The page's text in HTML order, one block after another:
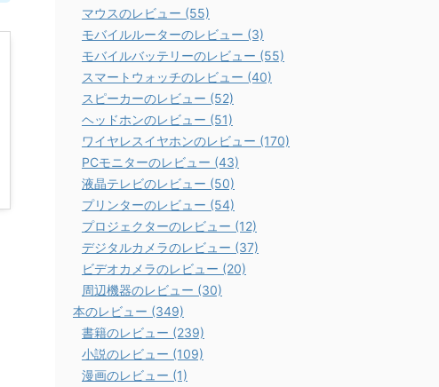
マウスのレビュー (55)
モバイルルーターのレビュー (3)
モバイルバッテリーのレビュー (55)
スマートウォッチのレビュー (40)
スピーカーのレビュー (52)
ヘッドホンのレビュー (51)
ワイヤレスイヤホンのレビュー (170)
PCモニターのレビュー (43)
液晶テレビのレビュー (50)
プリンターのレビュー (54)
プロジェクターのレビュー (12)
デジタルカメラのレビュー (37)
ビデオカメラのレビュー (20)
周辺機器のレビュー (30)
本のレビュー (349)
書籍のレビュー (239)
小説のレビュー (109)
漫画のレビュー (1)